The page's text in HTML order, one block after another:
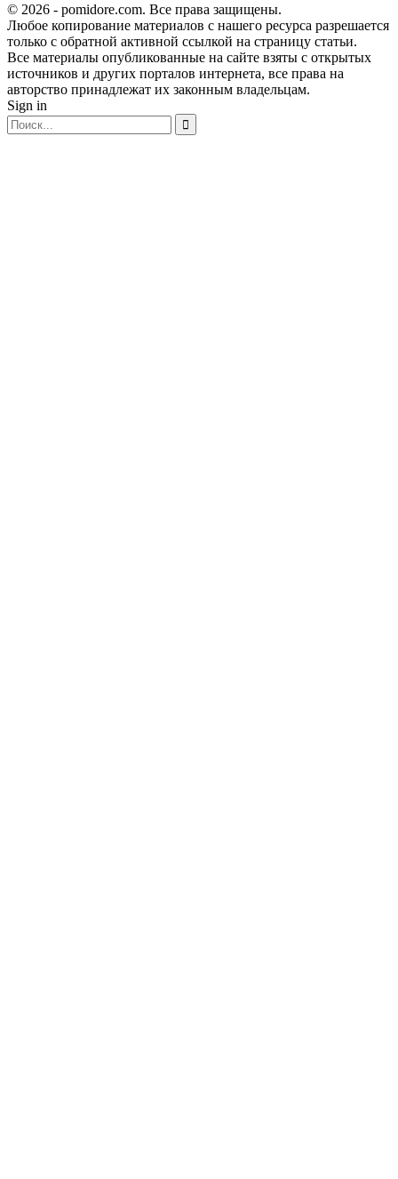
© 2026 - pomidore.com. Все права защищены.
Любое копирование материалов с нашего ресурса разрешается
только с обратной активной ссылкой на страницу статьи.
Все материалы опубликованные на сайте взяты с открытых
источников и других порталов интернета, все права на
авторство принадлежат их законным владельцам.
Sign in